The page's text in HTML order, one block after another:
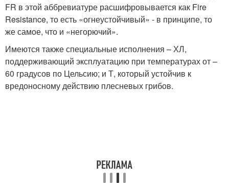
FR в этой аббревиатуре расшифровывается как Fire
Resistance, то есть «огнеустойчивый» - в принципе, то
же самое, что и «негорючий».
Имеются также специальные исполнения – ХЛ,
поддерживающий эксплуатацию при температурах от –
60 градусов по Цельсию; и Т, который устойчив к
вредоносному действию плесневых грибов.